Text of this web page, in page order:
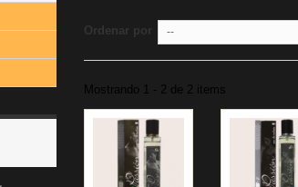
Ordenar por --
Mostrando 1 - 2 de 2 items